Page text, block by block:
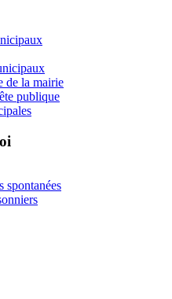
de la mairie
publique
spontanées